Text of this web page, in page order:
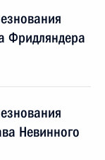
Фридляндера
Невинного